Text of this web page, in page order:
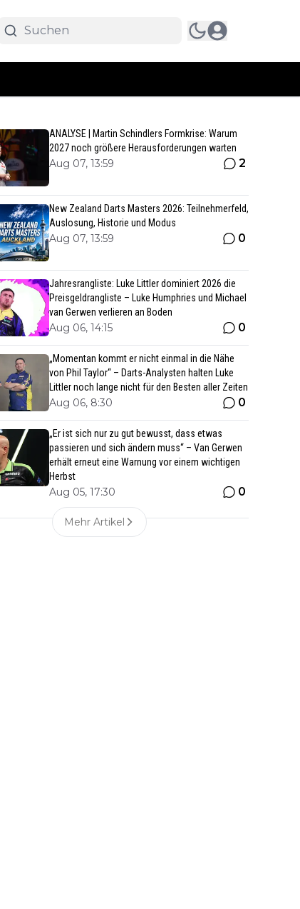
ANALYSE | Martin Schindlers Formkrise: Warum
2027 noch größere Herausforderungen warten
Aug 07, 13:59 2
New Zealand Darts Masters 2026: Teilnehmerfeld,
Auslosung, Historie und Modus
Aug 07, 13:59 0
Jahresrangliste: Luke Littler dominiert 2026 die
Preisgeldrangliste – Luke Humphries und Michael
van Gerwen verlieren an Boden
Aug 06, 14:15 0
„Momentan kommt er nicht einmal in die Nähe
von Phil Taylor“ – Darts-Analysten halten Luke
Littler noch lange nicht für den Besten aller Zeiten
Aug 06, 8:30 0
„Er ist sich nur zu gut bewusst, dass etwas
passieren und sich ändern muss“ – Van Gerwen
erhält erneut eine Warnung vor einem wichtigen
Herbst
Aug 05, 17:30 0
Mehr Artikel